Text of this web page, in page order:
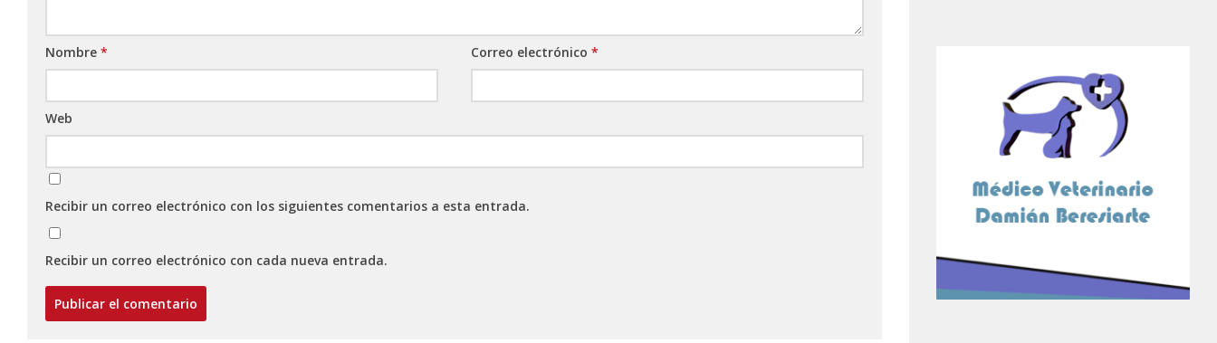
Nombre * Correo electrónico*
Web
Recibir un correo electrónico con los siguientes comentarios a esta entrada.
Recibir un correo electrónico con cada nueva entrada.